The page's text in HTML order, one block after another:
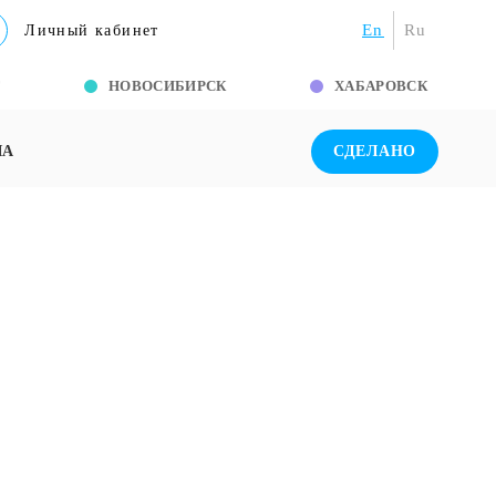
Личный кабинет En Ru
НОВОСИБИРСК ХАБАРОВСК
СДЕЛАНО